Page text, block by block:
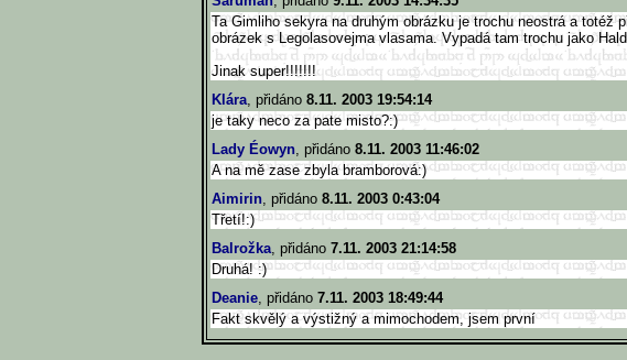
Ta Gimliho sekyra na druhým obrázku je trochu neostrá a totéž
obrázek s Legolasovejma vlasama. Vypadá tam trochu jako
Jinak super!!!!!!!
Klára, přidáno 8.11. 2003 19:54:14
je taky neco za pate misto?:)
Lady Éowyn, přidáno 8.11. 2003 11:46:02
A na mě zase zbyla bramborová:)
Aimirin, přidáno 8.11. 2003 0:43:04
Třetí!:)
Balrožka, přidáno 7.11. 2003 21:14:58
Druhá! :)
Deanie, přidáno 7.11. 2003 18:49:44
Fakt skvělý a výstižný a mimochodem, jsem první